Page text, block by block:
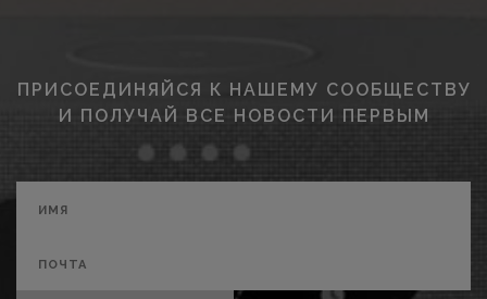
ПРИСОЕДИНЯЙСЯ К НАШЕМУ СООБЩЕСТВУ
И ПОЛУЧАЙ ВСЕ НОВОСТИ ПЕРВЫМ